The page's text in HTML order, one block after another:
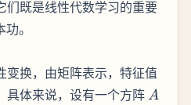
们既是线性代数学习的重要
。
变换，由矩阵表示，特征值
具体来说，设有一个方阵 A
A